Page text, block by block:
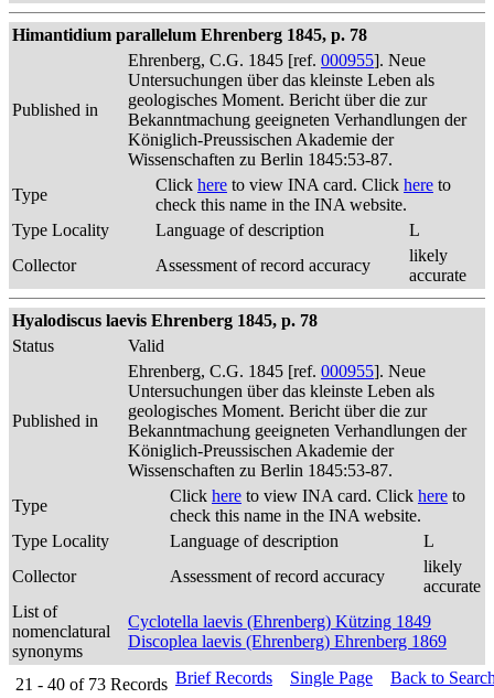
Himantidium parallelum Ehrenberg 1845, p. 78
Published in
Ehrenberg, C.G. 1845 [ref. 000955]. Neue
Untersuchungen über das kleinste Leben als
geologisches Moment. Bericht über die zur
Bekanntmachung geeigneten Verhandlungen der
Königlich-Preussischen Akademie der
Wissenschaften zu Berlin 1845:53-87.
Type
Click here to view INA card. Click here to
check this name in the INA website.
Type Locality
Language of description
L
Collector
Assessment of record accuracy
likely
accurate
Hyalodiscus laevis Ehrenberg 1845, p. 78
Status
Valid
Published in
Ehrenberg, C.G. 1845 [ref. 000955]. Neue
Untersuchungen über das kleinste Leben als
geologisches Moment. Bericht über die zur
Bekanntmachung geeigneten Verhandlungen der
Königlich-Preussischen Akademie der
Wissenschaften zu Berlin 1845:53-87.
Type
Click here to view INA card. Click here to
check this name in the INA website.
Type Locality
Language of description
L
Collector
Assessment of record accuracy
likely
accurate
List of
nomenclatural
synonyms
Cyclotella laevis (Ehrenberg) Kützing 1849
Discoplea laevis (Ehrenberg) Ehrenberg 1869
21 - 40 of 73 Records Brief Records Single Page
Back to